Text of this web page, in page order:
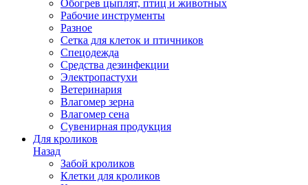
Обогрев цыплят, птиц и животных
Рабочие инструменты
Разное
Сетка для клеток и птичников
Спецодежда
Средства дезинфекции
Электропастухи
Ветеринария
Влагомер зерна
Влагомер сена
Сувенирная продукция
Для кроликов
Назад
Забой кроликов
Клетки для кроликов